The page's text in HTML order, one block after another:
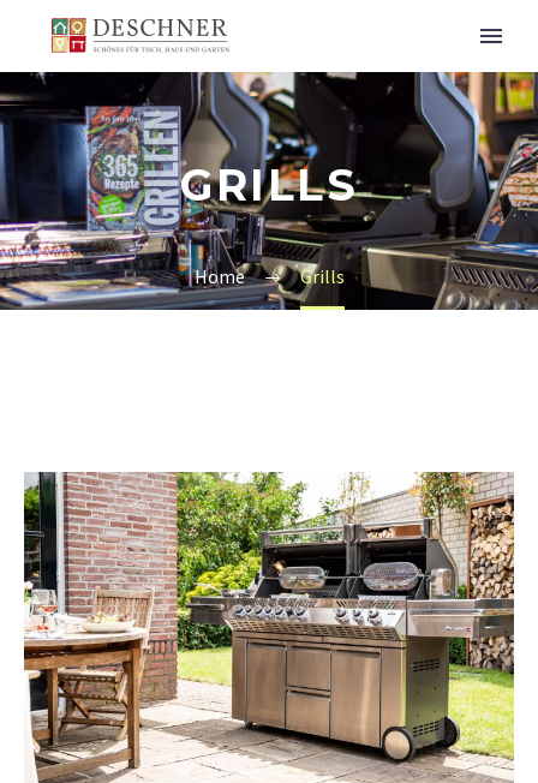
GRILLS
Home Grills